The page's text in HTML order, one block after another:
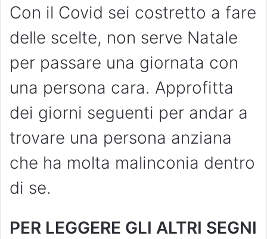
Con il Covid sei costretto a fare
delle scelte, non serve Natale
per passare una giornata con
una persona cara. Approfitta
dei giorni seguenti per andar a
trovare una persona anziana
che ha molta malinconia dentro
di se.
PER LEGGERE GLI ALTRI SEGNI